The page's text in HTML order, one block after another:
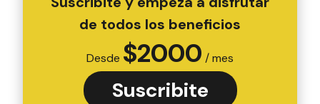
de todos los beneficios
Desde $2000 / mes
Suscribite